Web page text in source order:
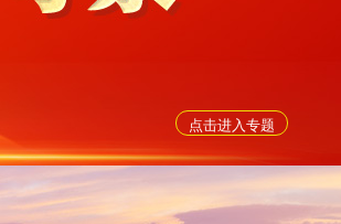
点击进入专题